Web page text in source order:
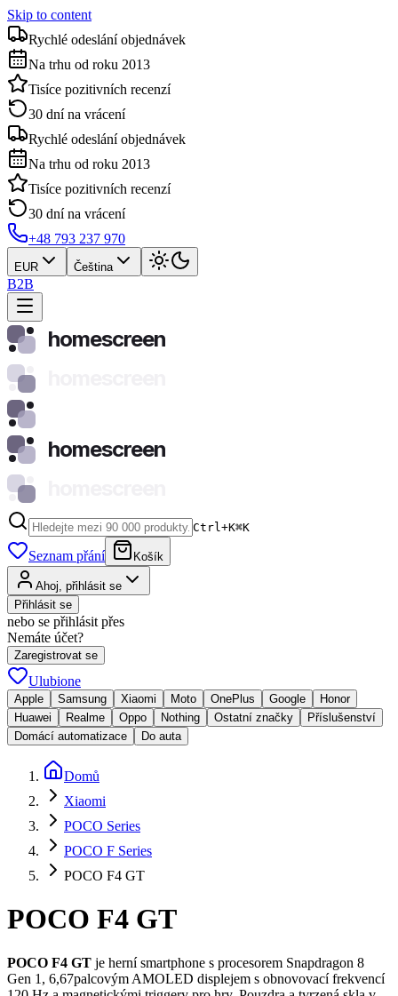
Skip to content
Rychlé odeslání objednávek
Na trhu od roku 2013
Tisíce pozitivních recenzí
30 dní na vrácení
Rychlé odeslání objednávek
Na trhu od roku 2013
Tisíce pozitivních recenzí
30 dní na vrácení
+48 793 237 970
EUR Čeština
B2B
homescreen
homescreen
Ctrl+K⌘K
Seznam přání Košík
Ahoj, přihlásit se
Přihlásit se
nebo se přihlásit přes
Nemáte účet?
Zaregistrovat se
Ulubione
Apple Samsung Xiaomi Moto OnePlus Google
Honor
Huawei
Realme Oppo Nothing Ostatní značky
Příslušenství
Domácí automatizace
Do auta
Domů
Xiaomi
POCO Series
POCO F Series
POCO F4 GT
POCO F4 GT
POCO F4 GT je herní smartphone s procesorem Snapdragon 8
Gen 1, 6,67palcovým AMOLED displejem s obnovovací frekvencí